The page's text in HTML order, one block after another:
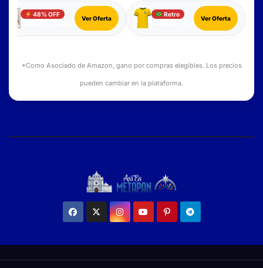
48% OFF
Enchufe Inteligente
Ver Oferta
Retro
Ver Oferta
*Como Asociado de Amazon, gano por compras elegibles. Los precios
pueden cambiar en la plataforma.